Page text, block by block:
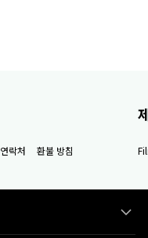
연락처 환불 방침